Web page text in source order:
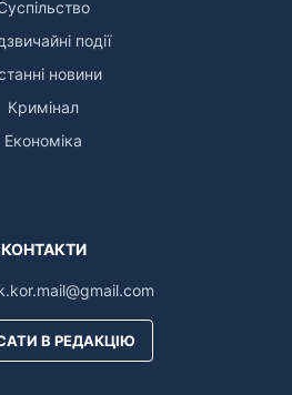
події
новини
Кримінал
Економіка
КОНТАКТИ
В РЕДАКЦІЮ